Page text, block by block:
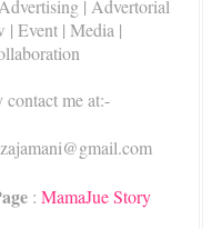
| Advertorial
| Event | Media |
me at:-
: MamaJue Story